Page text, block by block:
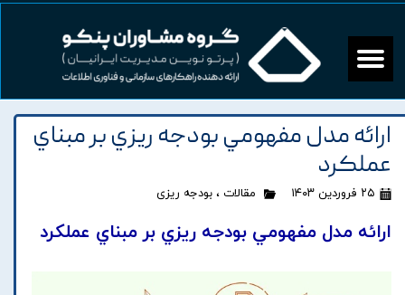
ارائه مدل مفهومي بودجه ريزي بر مبناي
عملکرد
۲۵ فروردین ۱۴۰۳ مقالات ، بودجه ریزی
ارائه مدل مفهومي بودجه ريزي بر مبناي عملکرد